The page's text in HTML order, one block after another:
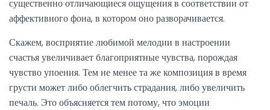
существенно отличающиеся ощущения в соответствии от
аффективного фона, в котором оно разворачивается.
Скажем, восприятие любимой мелодии в настроении
счастья увеличивает благоприятные чувства, порождая
чувство упоения. Тем не менее та же композиция в время
грусти может либо облегчить страдания, либо увеличить
печаль. Это объясняется тем потому, что эмоции